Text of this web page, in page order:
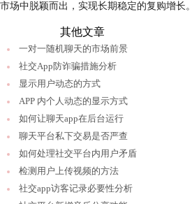
市场中脱颖而出，实现长期稳定的复购增长。
其他文章
一对一随机聊天的市场前景
社交App防诈骗措施分析
显示用户动态的方式
APP 内个人动态的显示方式
如何让聊天app在后台运行
聊天平台私下交易是否严查
如何处理社交平台内用户矛盾
检测用户上传视频的方法
社交app访客记录必要性分析